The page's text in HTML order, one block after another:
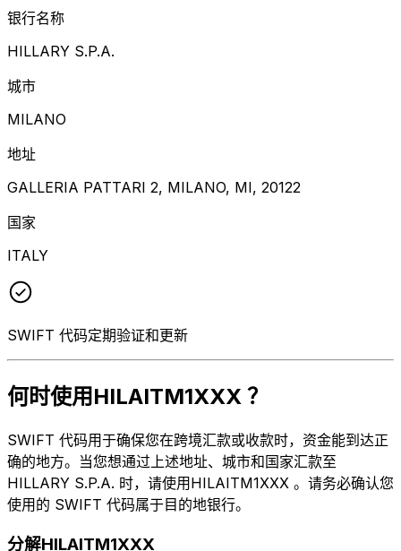
银行名称
HILLARY S.P.A.
城市
MILANO
地址
GALLERIA PATTARI 2, MILANO, MI, 20122
国家
ITALY
SWIFT 代码定期验证和更新
何时使用HILAITM1XXX ？
SWIFT 代码用于确保您在跨境汇款或收款时，资金能到达正
确的地方。当您想通过上述地址、城市和国家汇款至
HILLARY S.P.A. 时，请使用HILAITM1XXX 。请务必确认您
使用的 SWIFT 代码属于目的地银行。
分解HILAITM1XXX